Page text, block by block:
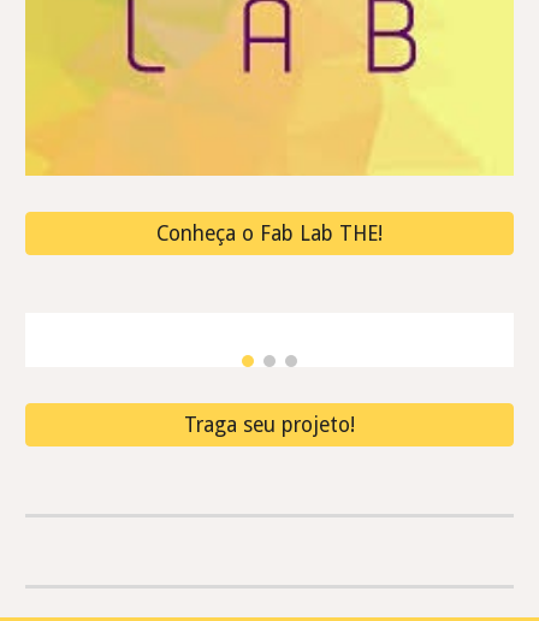
Conheça o Fab Lab THE!
Traga seu projeto!